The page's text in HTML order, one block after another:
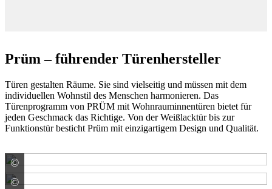
Prüm – führender Türenhersteller
Türen gestalten Räume. Sie sind vielseitig und müssen mit dem
individuellen Wohnstil des Menschen harmonieren. Das
Türenprogramm von PRÜM mit Wohnrauminnentüren bietet für
jeden Geschmack das Richtige. Von der Weißlacktür bis zur
Funktionstür besticht Prüm mit einzigartigem Design und Qualität.
© PRÜM-Türenwerk GmbH
© PRÜM-Türenwerk GmbH